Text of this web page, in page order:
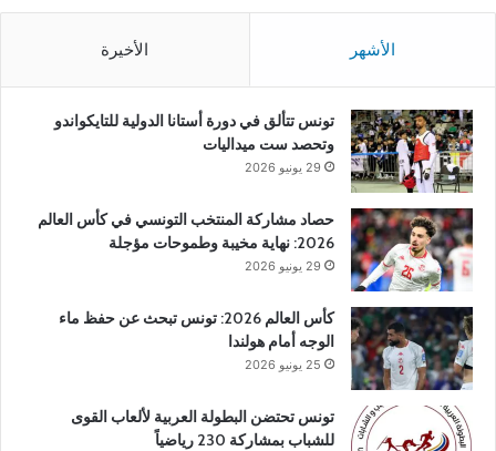
الأشهر الأخيرة
تونس تتألق في دورة أستانا الدولية للتايكواندو
وتحصد ست ميداليات
29 يونيو 2026
حصاد مشاركة المنتخب التونسي في كأس العالم
2026: نهاية مخيبة وطموحات مؤجلة
29 يونيو 2026
كأس العالم 2026: تونس تبحث عن حفظ ماء
الوجه أمام هولندا
25 يونيو 2026
تونس تحتضن البطولة العربية لألعاب القوى
للشباب بمشاركة 230 رياضياً